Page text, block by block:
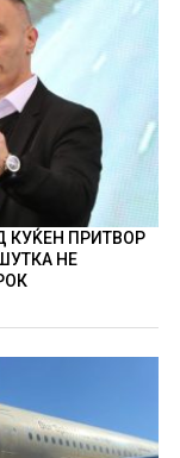
КУЌЕН ПРИТВОР
НЕ